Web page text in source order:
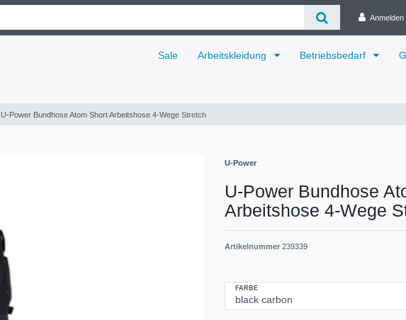
Anmelden
Sale Arbeitskleidung Betriebsbedarf
U-Power Bundhose Atom Short Arbeitshose 4-Wege Stretch
U-Power
U-Power Bundhose
Arbeitshose 4-Wege
Artikelnummer 239339
FARBE